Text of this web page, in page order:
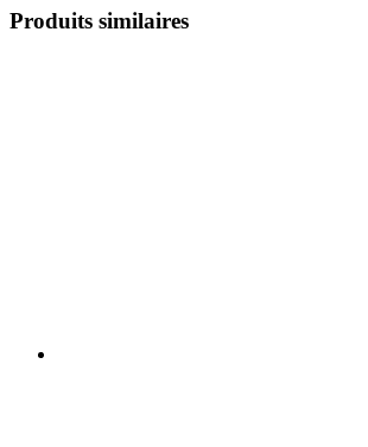
Produits similaires